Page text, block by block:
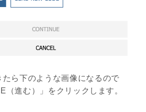
たら下のような画像になるので
（進む）」をクリックします。